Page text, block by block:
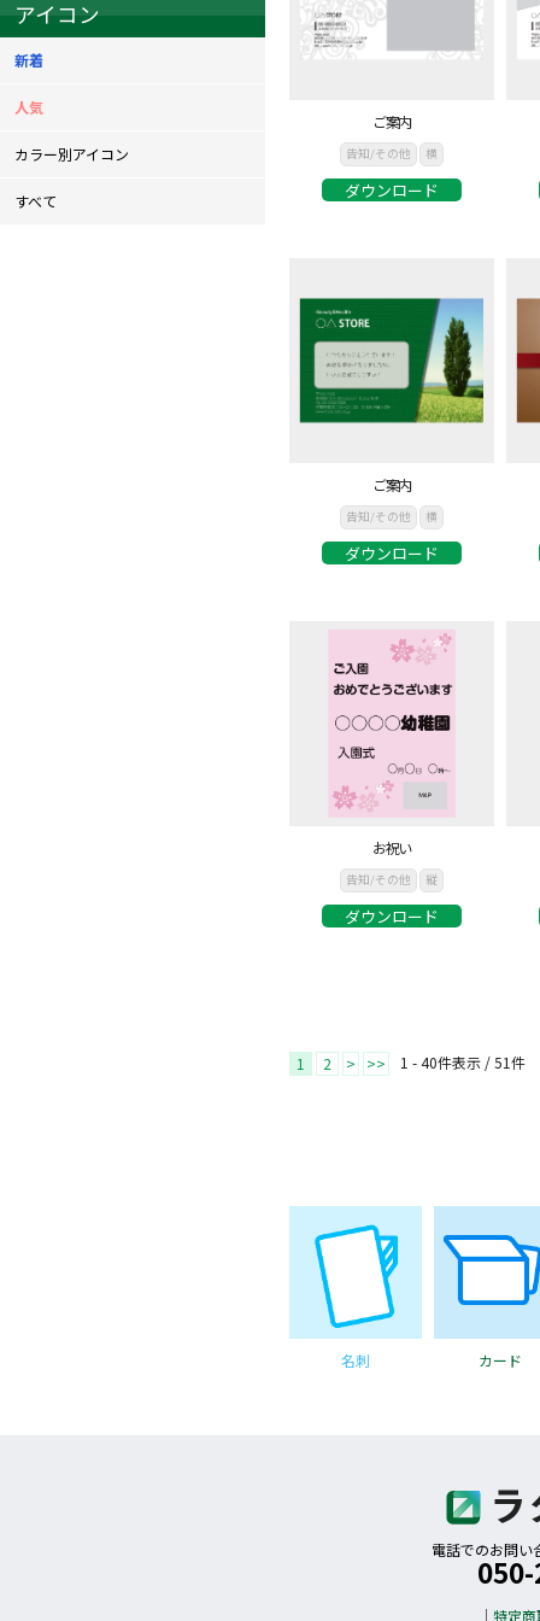
ご案内
告知/その他 横
ダウンロード
ご案内
告知/その他 横
ダウンロード
お祝い
告知/その他 縦
ダウンロード
1 2 > >> 1 - 40件表示 /51件
名刺 カード
アイコン
新着
人気
カラー別アイコン
すべて
電話でのお問い
特定